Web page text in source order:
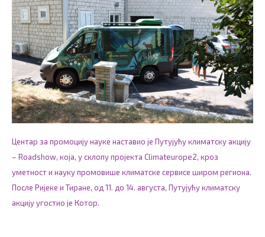
Центар за промоцију науке наставио је Путујућу климатску акцију
– Roadshow, која, у склопу пројекта Climateurope2, кроз
уметност и науку промовише климатске сервисе широм региона.
После Ријеке и Тиране, од 11. до 14. августа, Путујућу климатску
акцију угостио је Котор.